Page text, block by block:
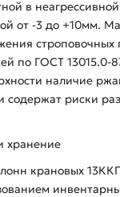
в
от -3 до +10мм.
строповочных
по ГОСТ 13015.0-
наличие
содержат риски
хранение
крановых